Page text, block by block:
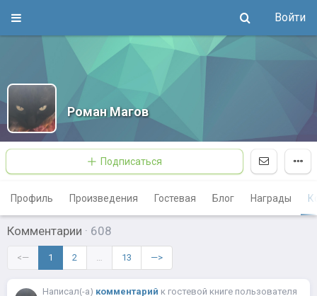
Войти
Роман Магов
Подписаться
Профиль Произведения Гостевая Блог Награды
Комментарии · 608
<— 1 2 … 13 —>
Написал(-a) комментарий к гостевой книге пользователя